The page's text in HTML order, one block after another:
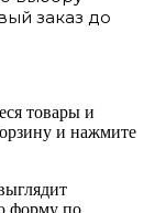
заказ до
товары и
и нажмите